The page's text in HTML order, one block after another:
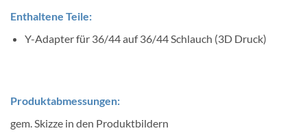
Enthaltene Teile:
Y-Adapter für 36/44 auf 36/44 Schlauch (3D Druck)
Produktabmessungen:
gem. Skizze in den Produktbildern